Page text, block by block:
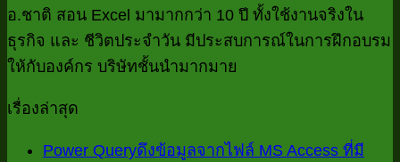
อ.ชาติ สอน Excel มามากกว่า 10 ปี ทั้งใช้งานจริงใน
ธุรกิจ และ ชีวิตประจำวัน มีประสบการณ์ในการฝึกอบรม
ให้กับองค์กร บริษัทชั้นนำมากมาย
เรื่องล่าสุด
Power Queryดึงข้อมูลจากไฟล์ MS Access ที่มี